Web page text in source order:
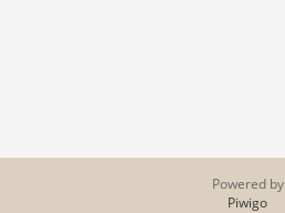
Powered by
Piwigo